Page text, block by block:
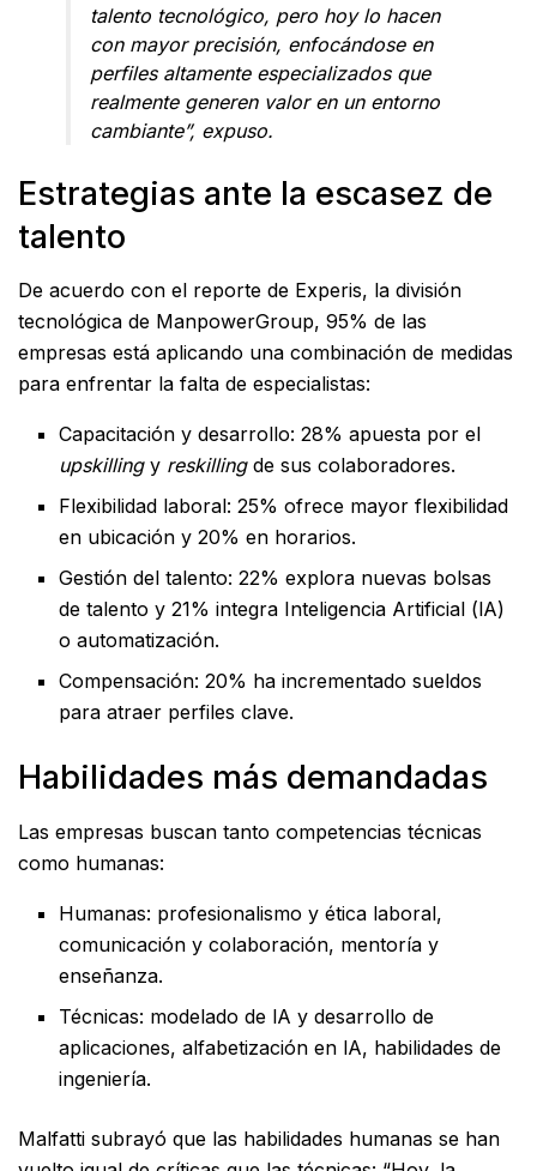
talento tecnológico, pero hoy lo hacen
con mayor precisión, enfocándose en
perfiles altamente especializados que
realmente generen valor en un entorno
cambiante”, expuso.
Estrategias ante la escasez de
talento
De acuerdo con el reporte de Experis, la división
tecnológica de ManpowerGroup, 95% de las
empresas está aplicando una combinación de medidas
para enfrentar la falta de especialistas:
Capacitación y desarrollo: 28% apuesta por el
upskillingy reskillingde sus colaboradores.
Flexibilidad laboral: 25% ofrece mayor flexibilidad
en ubicación y 20% en horarios.
Gestión del talento: 22% explora nuevas bolsas
de talento y 21% integra Inteligencia Artificial (lA)
o automatización.
Compensación: 20% ha incrementado sueldos
para atraer perfiles clave.
Habilidades más demandadas
Las empresas buscan tanto competencias técnicas
como humanas:
Humanas: profesionalismo y ética laboral,
comunicación y colaboración, mentoría y
enseñanza.
Técnicas: modelado de lA y desarrollo de
aplicaciones, alfabetización en lA, habilidades de
ingeniería.
Malfatti subrayó que las habilidades humanas se han